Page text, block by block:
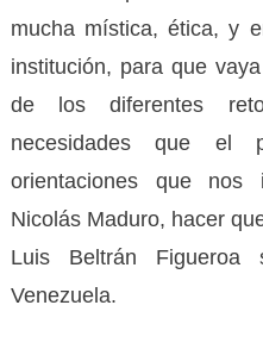
mucha mística, ética, y
institución, para que
de los diferentes
necesidades que
orientaciones que nos
Nicolás Maduro, hacer
Luis Beltrán
Venezuela.